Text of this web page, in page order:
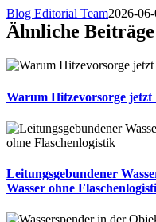
Blog Editorial Team2026-
Ähnliche Beiträge
Warum Hitzevorsorge
Leitungsgebundener
Wasser ohne